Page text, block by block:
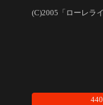
作。
(C)2005「ローレラ